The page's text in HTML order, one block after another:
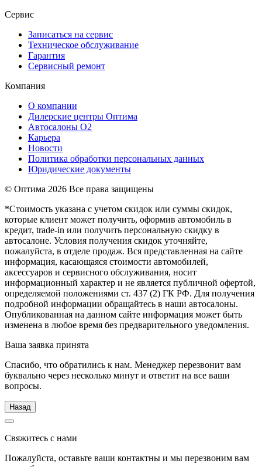
Сервис
Записаться на сервис
Техническое обслуживание
Гарантия
Сервисный ремонт
Компания
О компании
Дилерские центры Оптима
Автосалоны О2
Карьера
Новости
Политика обработки персональных данных
Юридические документы
© Оптима 2026 Все права защищены
*Стоимость указана с учетом скидок или суммы скидок,
которые клиент может получить, оформив автомобиль в
кредит, trade-in или получить персональную скидку в
автосалоне. Условия получения скидок уточняйте,
пожалуйста, в отделе продаж. Вся представленная на сайте
информация, касающаяся стоимости автомобилей,
аксессуаров и сервисного обслуживания, носит
информационный характер и не является публичной офертой,
определяемой положениями ст. 437 (2) ГК РФ. Для получения
подробной информации обращайтесь в наши автосалоны.
Опубликованная на данном сайте информация может быть
изменена в любое время без предварительного уведомления.
Ваша заявка принята
Спасибо, что обратились к нам. Менеджер перезвонит вам
буквально через несколько минут и ответит на все ваши
вопросы.
Назад
Свяжитесь с нами
Пожалуйста, оставьте ваши контактны и мы перезвоним вам